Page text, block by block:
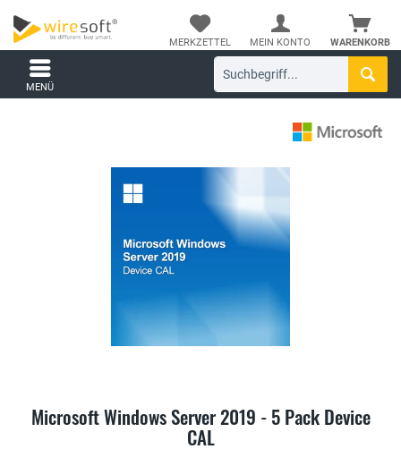
WARENKORB
MERKZETTEL MEIN KONTO
MENÜ
Microsoft Windows Server 2019 - 5 Pack Device
CAL